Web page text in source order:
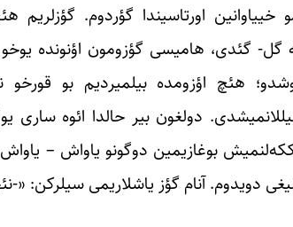
خییاوانین اورتاسیندا گؤردوم. گؤزلریم
گئدی، هامیسی گؤزومون اؤنونده
هئچ اؤزومده بیلمیردیم بو قورخو
دولغون بیر حالدا ائوه ساری
بوغازیمین دوگونو یاواش –
دویدوم. آنام گؤز یاشلاریمی سیلرکن: